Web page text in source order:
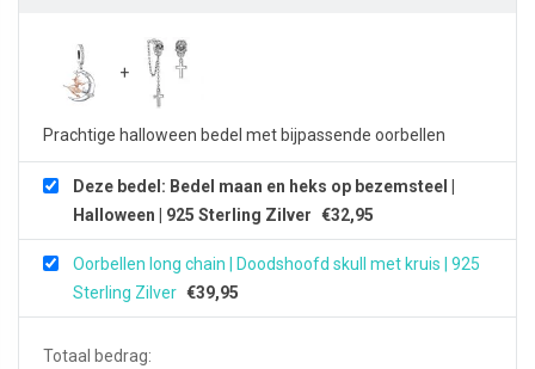
Prachtige halloween bedel met bijpassende oorbellen
Deze bedel: Bedel maan en heks op bezemsteel |
Halloween | 925 Sterling Zilver €32,95
Oorbellen long chain | Doodshoofd skull met kruis | 925
Sterling Zilver €39,95
Totaal bedrag: